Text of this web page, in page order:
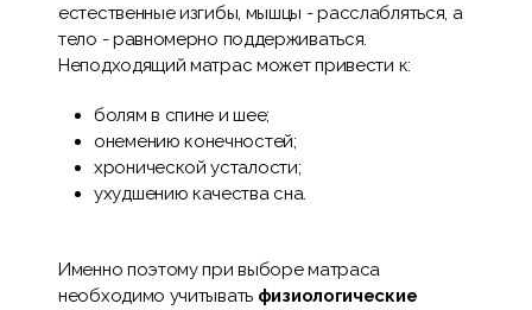
естественные изгибы, мышцы - расслабляться, а
тело - равномерно поддерживаться.
Неподходящий матрас может привести к:
болям в спине и шее;
онемению конечностей;
хронической усталости;
ухудшению качества сна.
Именно поэтому при выборе матраса
необходимо учитывать физиологические